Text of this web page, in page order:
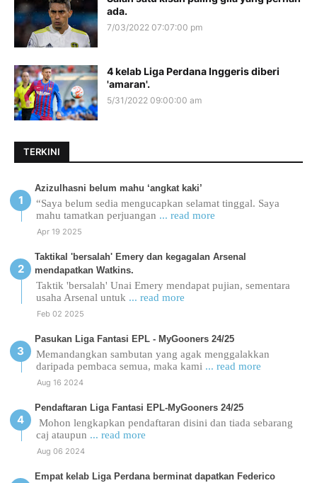
ada.
7/03/2022 07:07:00 pm
4 kelab Liga Perdana Inggeris diberi
'amaran'.
5/31/2022 09:00:00 am
TERKINI
Azizulhasni belum mahu ‘angkat kaki’
“Saya belum sedia mengucapkan selamat tinggal. Saya
mahu tamatkan perjuangan ... read more
Apr 19 2025
Taktikal 'bersalah' Emery dan kegagalan Arsenal
mendapatkan Watkins.
Taktik 'bersalah' Unai Emery mendapat pujian, sementara
usaha Arsenal untuk ... read more
Feb 02 2025
Pasukan Liga Fantasi EPL - MyGooners 24/25
Memandangkan sambutan yang agak menggalakkan
daripada pembaca semua, maka kami ... read more
Aug 16 2024
Pendaftaran Liga Fantasi EPL-MyGooners 24/25
Mohon lengkapkan pendaftaran disini dan tiada sebarang
caj ataupun ... read more
Aug 06 2024
Empat kelab Liga Perdana berminat dapatkan Federico